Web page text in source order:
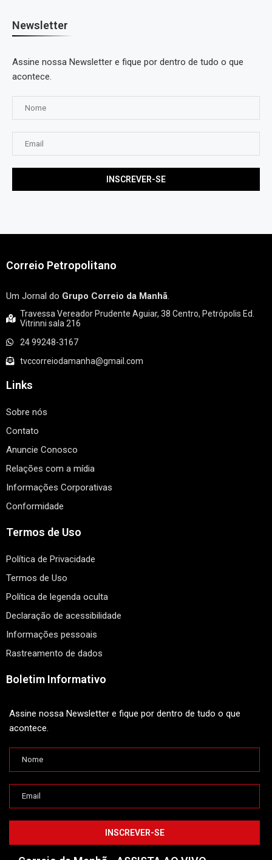
Newsletter
Assine nossa Newsletter e fique por dentro de tudo o que
acontece.
Correio Petropolitano
Um Jornal do Grupo Correio da Manhã.
Travessa Vereador Prudente Aguiar, 38 Centro, Petrópolis Ed.
Vitrinni sala 216
24 99248-3167
tvccorreiodamanha@gmail.com
Links
Sobre nós
Contato
Anuncie Conosco
Relações com a mídia
Informações Corporativas
Conformidade
Termos de Uso
Política de Privacidade
Termos de Uso
Política de legenda oculta
Declaração de acessibilidade
Informações pessoais
Rastreamento de dados
Boletim Informativo
Assine nossa Newsletter e fique por dentro de tudo o que
acontece.